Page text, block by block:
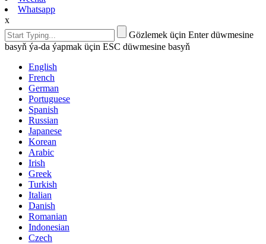
Whatsapp
x
Gözlemek üçin Enter düwmesine
basyň ýa-da ýapmak üçin ESC düwmesine basyň
English
French
German
Portuguese
Spanish
Russian
Japanese
Korean
Arabic
Irish
Greek
Turkish
Italian
Danish
Romanian
Indonesian
Czech